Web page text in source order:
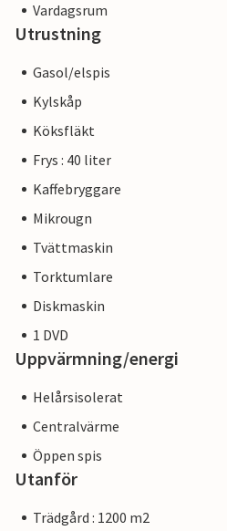
Vardagsrum
Utrustning
Gasol/elspis
Kylskåp
Köksfläkt
Frys : 40 liter
Kaffebryggare
Mikrougn
Tvättmaskin
Torktumlare
Diskmaskin
1 DVD
Uppvärmning/energi
Helårsisolerat
Centralvärme
Öppen spis
Utanför
Trädgård : 1200 m2